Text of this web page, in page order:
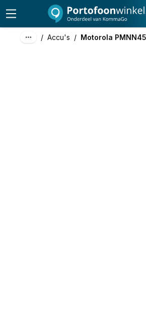
/ Accu's / Motorola
180,00 excl. btw
217,80 incl. btw